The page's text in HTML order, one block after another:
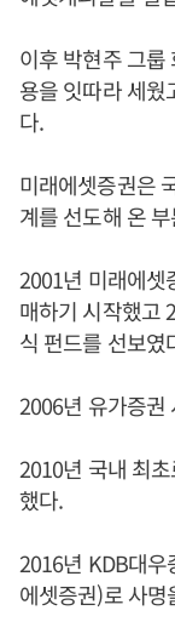
이후 박현주 그
용을 잇따라 세웠
다.
미래에셋증권은
계를 선도해 온
2001년 미래에셋
매하기 시작했고
식 펀드를 선보였
2006년 유가증권
2010년 국내 최
했다.
2016년 KDB대우
에셋증권)로 사명